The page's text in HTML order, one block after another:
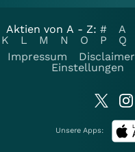
Aktien von A - Z: # A
K
L M N O P Q
Impressum
Disclaimer
Einstellungen
Unsere Apps: